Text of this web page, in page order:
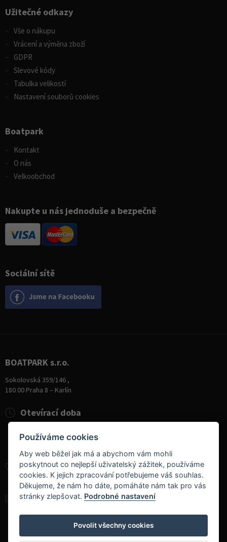
Sociální sítě
Užitečné odkazy
Vše o nákupu
Vrácení a výměna zboží
GDPR
Slevové kódy
Tabulka velikostí
Nastavení souborů cookies
Boatpark
Kontakt
O nás
Velkoobchod
Nakupte u nás jednoduše a bezpečně
BOATPARK s.r.o.
Sokolovská 359/146 ,
180 00 Praha 8 – Karlín
+420 284 826 787
+420 604 728 042
info@boatpark.cz
Otevírací doba
Úterý - Pátek
10:00 - 19:00
Sobota
9:00 - 14:00
Používáme cookies
Aby web běžel jak má a abychom vám mohli
poskytnout co nejlepší uživatelský zážitek, používáme
cookies. K jejich zpracování potřebujeme váš souhlas.
Děkujeme, že nám ho dáte, pomáháte nám tak pro vás
stránky zlepšovat. Podrobné nastavení
Povolit všechny cookies